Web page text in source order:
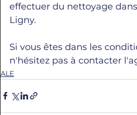
effectuer du nettoyage
Ligny.
Si vous êtes dans les
n'hésitez pas à contacter
ALE